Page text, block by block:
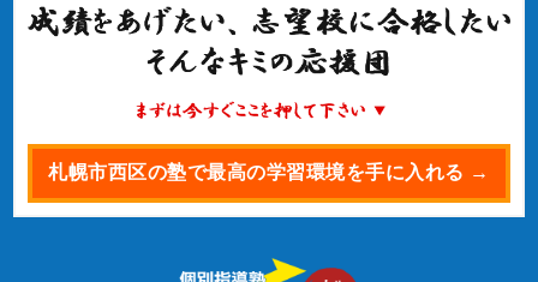
札幌市西区の塾で最高の学習環境を手に入れる →